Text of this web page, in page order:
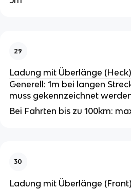
29
Ladung mit Überlänge (Heck)
Generell: 1m bei langen
muss gekennzeichnet
Bei Fahrten bis zu 100km:
30
Ladung mit Überlänge (Front)